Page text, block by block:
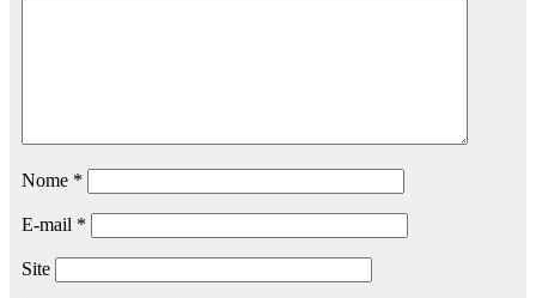
Nome *
E-mail *
Site